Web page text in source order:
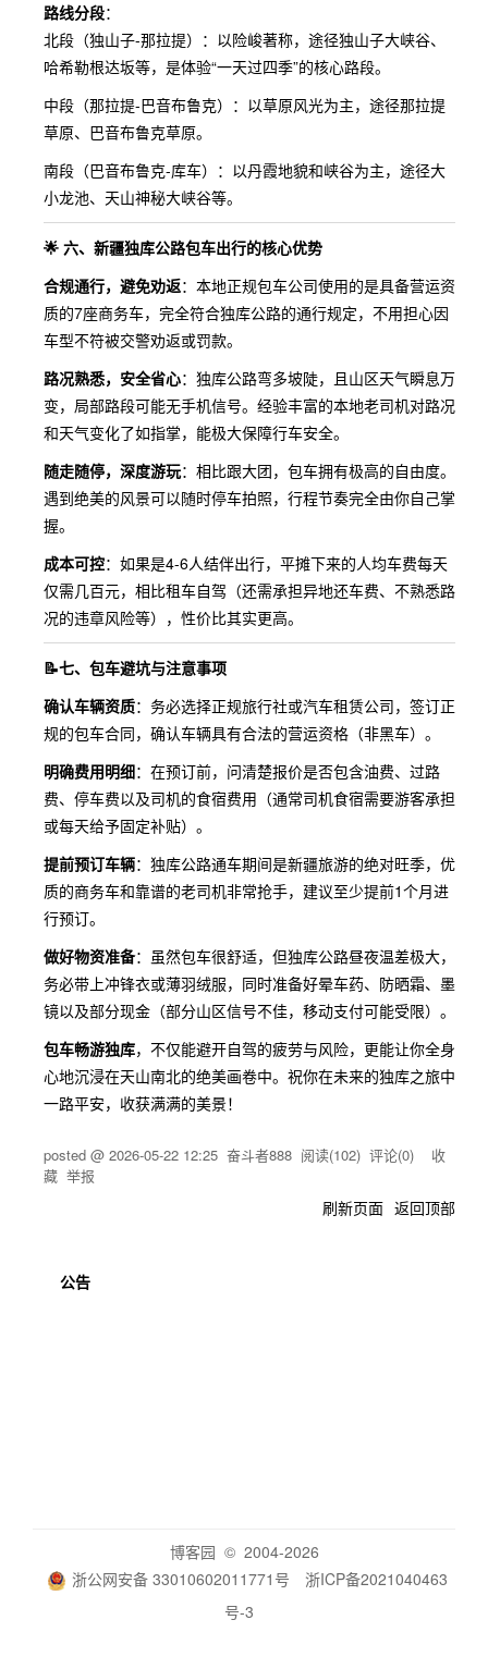
路线分段：
北段（独山子-那拉提）：以险峻著称，途径独山子大峡谷、
哈希勒根达坂等，是体验“一天过四季”的核心路段。
中段（那拉提-巴音布鲁克）：以草原风光为主，途径那拉提
草原、巴音布鲁克草原。
南段（巴音布鲁克-库车）：以丹霞地貌和峡谷为主，途径大
小龙池、天山神秘大峡谷等。
🌟 六、新疆独库公路包车出行的核心优势
合规通行，避免劝返：本地正规包车公司使用的是具备营运资
质的7座商务车，完全符合独库公路的通行规定，不用担心因
车型不符被交警劝返或罚款。
路况熟悉，安全省心：独库公路弯多坡陡，且山区天气瞬息万
变，局部路段可能无手机信号。经验丰富的本地老司机对路况
和天气变化了如指掌，能极大保障行车安全。
随走随停，深度游玩：相比跟大团，包车拥有极高的自由度。
遇到绝美的风景可以随时停车拍照，行程节奏完全由你自己掌
握。
成本可控：如果是4-6人结伴出行，平摊下来的人均车费每天
仅需几百元，相比租车自驾（还需承担异地还车费、不熟悉路
况的违章风险等），性价比其实更高。
📝七、包车避坑与注意事项
确认车辆资质：务必选择正规旅行社或汽车租赁公司，签订正
规的包车合同，确认车辆具有合法的营运资格（非黑车）。
明确费用明细：在预订前，问清楚报价是否包含油费、过路
费、停车费以及司机的食宿费用（通常司机食宿需要游客承担
或每天给予固定补贴）。
提前预订车辆：独库公路通车期间是新疆旅游的绝对旺季，优
质的商务车和靠谱的老司机非常抢手，建议至少提前1个月进
行预订。
做好物资准备：虽然包车很舒适，但独库公路昼夜温差极大，
务必带上冲锋衣或薄羽绒服，同时准备好晕车药、防晒霜、墨
镜以及部分现金（部分山区信号不佳，移动支付可能受限）。
包车畅游独库，不仅能避开自驾的疲劳与风险，更能让你全身
心地沉浸在天山南北的绝美画卷中。祝你在未来的独库之旅中
一路平安，收获满满的美景！
posted @ 2026-05-22 12:25 奋斗者888 阅读(102) 评论(0) 收
藏 举报
刷新页面 返回顶部
公告
博客园 © 2004-2026
浙公网安备 33010602011771号
浙ICP备2021040463
号-3